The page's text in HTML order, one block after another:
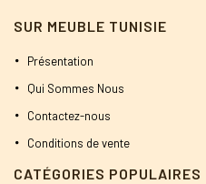
1200 DT.1100 DT.
SUR MEUBLE TUNISIE
Présentation
Qui Sommes Nous
Contactez-nous
Conditions de vente
CATÉGORIES POPULAIRES